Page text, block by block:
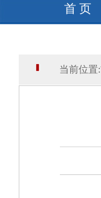
首 页
当前位置: